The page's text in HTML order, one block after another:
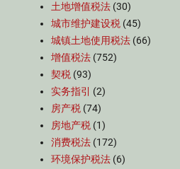
土地增值税法 (30)
城市维护建设税 (45)
城镇土地使用税法 (66)
增值税法 (752)
契税 (93)
实务指引
(2)
房产税 (74)
房地产税 (1)
消费税法 (172)
环境保护税法 (6)